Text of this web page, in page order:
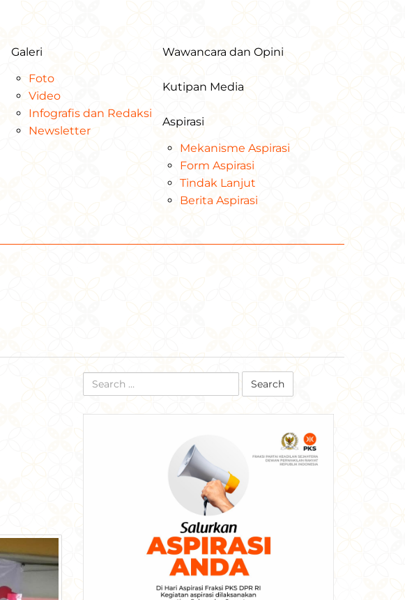
Galeri
Foto
Video
Infografis dan Redaksi
Newsletter
Wawancara dan Opini
Kutipan Media
Aspirasi
Mekanisme Aspirasi
Form Aspirasi
Tindak Lanjut
Berita Aspirasi
Search
for: